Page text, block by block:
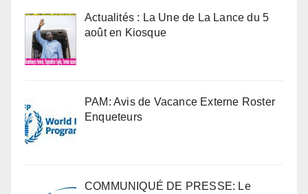
Actualités : La Une de La Lance du 5
août en Kiosque
PAM: Avis de Vacance Externe Roster
Enqueteurs
COMMUNIQUÉ DE PRESSE: Le